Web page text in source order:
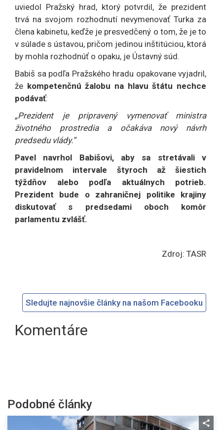
uviedol Pražský hrad, ktorý potvrdil, že prezident
trvá na svojom rozhodnutí nevymenovať Turka za
člena kabinetu, keďže je presvedčený o tom, že je to
v súlade s ústavou, pričom jedinou inštitúciou, ktorá
by mohla rozhodnúť o opaku, je Ústavný súd.
Babiš sa podľa Pražského hradu opakovane vyjadril,
že kompetenčnú žalobu na hlavu štátu nechce
podávať:
„Prezident je pripravený vymenovať ministra
životného prostredia a očakáva nový návrh
predsedu vlády.“
Pavel navrhol Babišovi, aby sa stretávali v
pravidelnom intervale štyroch až šiestich
týždňov alebo podľa aktuálnych potrieb.
Prezident bude o zahraničnej politike krajiny
diskutovať s predsedami oboch komôr
parlamentu zvlášť.
Zdroj: TASR
Sledujte najnovšie články na našom Facebooku
Komentáre
Podobné články